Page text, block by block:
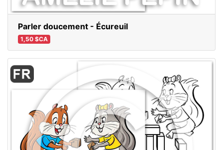
Parler doucement - Écureuil
1,50 $CA